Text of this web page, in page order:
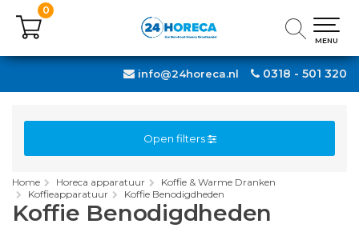
0318 - 501 320
info@24horeca.nl
0
MENU
0
MENU
Open filters
Home Horeca apparatuur
Koffie & Warme Dranken
Koffieapparatuur
Koffie Benodigdheden
Koffie Benodigdheden